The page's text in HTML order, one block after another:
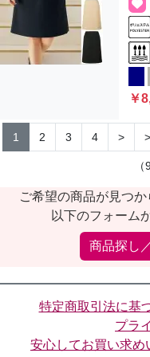
￥
1 2 3 4 >
ご希望の商品が見つ
以下のフォーム
商品探し
特定商取引法に基
プラ
安心してお買い求め